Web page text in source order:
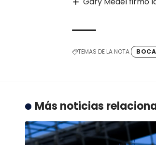
TEMAS DE LA NOTA
Más noticias